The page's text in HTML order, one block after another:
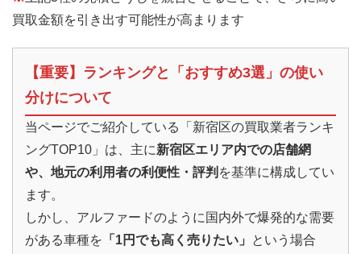
買取金額を引き出す可能性が高まります
【重要】ランキングと「おすすめ3選」の使い
分けについて
当ページでご紹介している「新宿区の買取業者ランキ
ングTOP10」は、主に新宿区エリア内での店舗網
や、地元の利用者の利便性・評判 を基準に構成してい
ます。
しかし、アルファードのように国内外で爆発的な需要
がある車種を 「1円でも高く売りたい」
という場合